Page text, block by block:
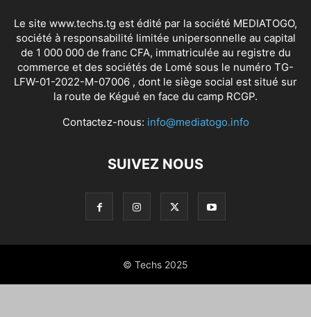
Le site www.techs.tg est édité par la société MEDIATOGO,
société à responsabilité limitée unipersonnelle au capital
de 1 000 000 de franc CFA, immatriculée au registre du
commerce et des sociétés de Lomé sous le numéro TG-
LFW-01-2022-M-07006 , dont le siège social est situé sur
la route de Kégué en face du camp RCGP.
Contactez-nous: info@mediatogo.info
SUIVEZ NOUS
© Techs 2025